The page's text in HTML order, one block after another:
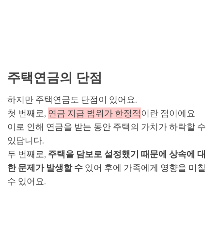
주택연금의 단점
하지만 주택연금도 단점이 있어요.
첫 번째로, 연금 지급 범위가 한정적이란 점이에요
이로 인해 연금을 받는 동안 주택의 가치가 하락할 수
있답니다.
두 번째로, 주택을 담보로 설정했기 때문에 상속에 대
한 문제가 발생할 수 있어 후에 가족에게 영향을 미칠
수 있어요.